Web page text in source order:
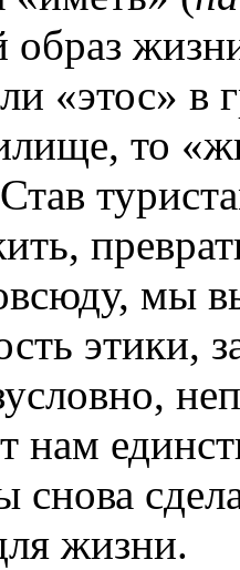
образ
«этос» в
то
мы
этики,
нам
снова
жизни.